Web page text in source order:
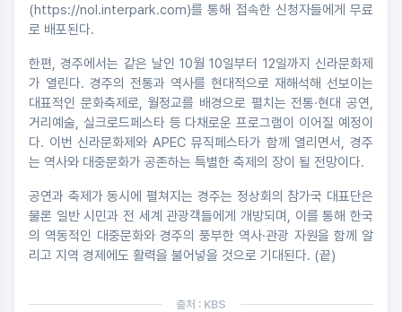
(https://nol.interpark.com)를 통해 접속한 신청자들에게 무료
로 배포된다.
한편, 경주에서는 같은 날인 10월 10일부터 12일까지 신라문화제
가 열린다. 경주의 전통과 역사를 현대적으로 재해석해 선보이는
대표적인 문화축제로, 월정교를 배경으로 펼치는 전통·현대 공연,
거리예술, 실크로드페스타 등 다채로운 프로그램이 이어질 예정이
다. 이번 신라문화제와 APEC 뮤직페스타가 함께 열리면서, 경주
는 역사와 대중문화가 공존하는 특별한 축제의 장이 될 전망이다.
공연과 축제가 동시에 펼쳐지는 경주는 정상회의 참가국 대표단은
물론 일반 시민과 전 세계 관광객들에게 개방되며, 이를 통해 한국
의 역동적인 대중문화와 경주의 풍부한 역사·관광 자원을 함께 알
리고 지역 경제에도 활력을 불어넣을 것으로 기대된다. (끝)
출처 : KBS